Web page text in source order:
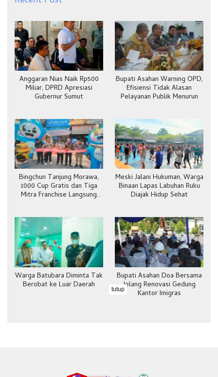
Anggaran Nias Naik Rp500
Miliar, DPRD Apresiasi
Gubernur Sumut
Bupati Asahan Warning OPD,
Efisiensi Tidak Alasan
Pelayanan Publik Menurun
Bingchun Tanjung Morawa,
1000 Cup Gratis dan Tiga
Mitra Franchise Langsung
Meski Jalani Hukuman, Warga
Binaan Lapas Labuhan Ruku
Diajak Hidup Sehat
Warga Batubara Diminta Tak
Berobat ke Luar Daerah
Bupati Asahan Doa Bersama
Jelang Renovasi Gedung
Kantor Imigras
tutup